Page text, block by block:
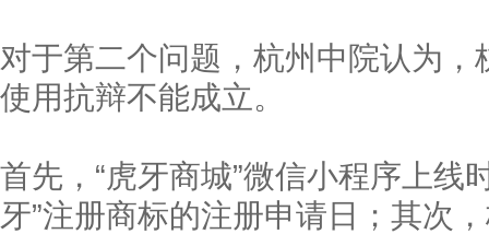
对于第二个问题，杭州中院认为
使用抗辩不能成立。
首先，“虎牙商城”微信小程序上线
牙”注册商标的注册申请日；其次